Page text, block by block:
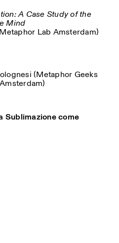
A Case Study of the
Mind
Lab Amsterdam)
(Metaphor Geeks
Sublimazione come